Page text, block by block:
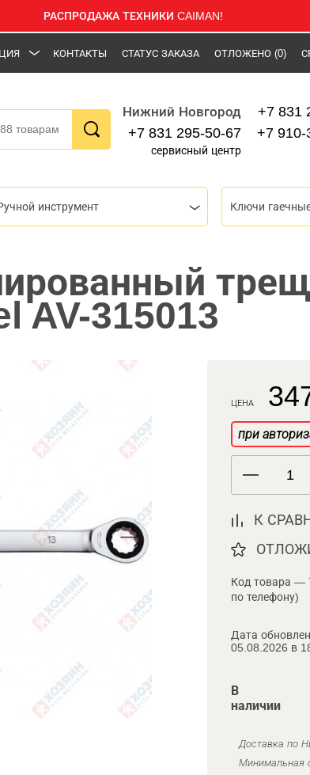
РАСПРОДАЖА ТЕХНИКИ CAIMAN!
КОНТАКТЫ СТАТУС ЗАКАЗА ОТЛОЖЕНО (0)
Нижний Новгород
+7 831 295-50-67
сервисный центр
+7 831
+7 910-
инструмент Ключи
AV-315013
ЦЕНА
при
К
Код товара —
по телефону)
Дата
05.08.2026 в
В
наличии
Доставка по
Минимальная